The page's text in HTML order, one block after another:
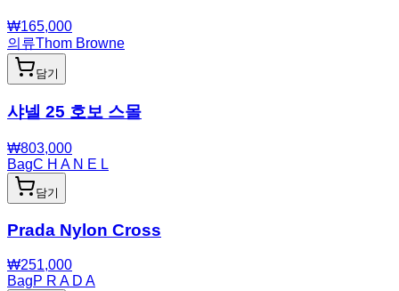
₩165,000
의류Thom Browne
담기
샤넬 25 호보 스몰
₩803,000
BagC H A N E L
담기
Prada Nylon Cross
₩251,000
BagP R A D A